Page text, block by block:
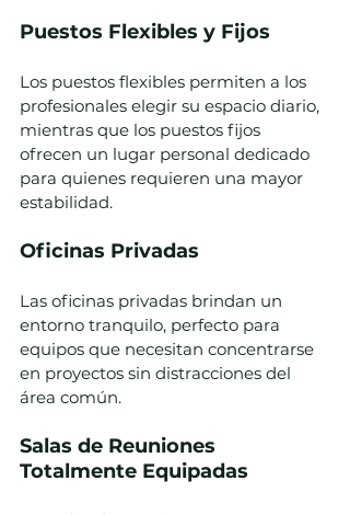
Puestos Flexibles y Fijos
Los puestos flexibles permiten a los
profesionales elegir su espacio diario,
mientras que los puestos fijos
ofrecen un lugar personal dedicado
para quienes requieren una mayor
estabilidad.
Oficinas Privadas
Las oficinas privadas brindan un
entorno tranquilo, perfecto para
equipos que necesitan concentrarse
en proyectos sin distracciones del
área común.
Salas de Reuniones
Totalmente Equipadas